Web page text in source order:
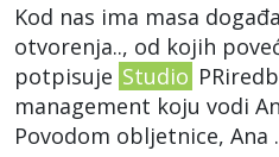
Kod nas ima masa
otvorenja.., od kojih
potpisuje Studio
management koju vodi
Povodom obljetnice, Ana